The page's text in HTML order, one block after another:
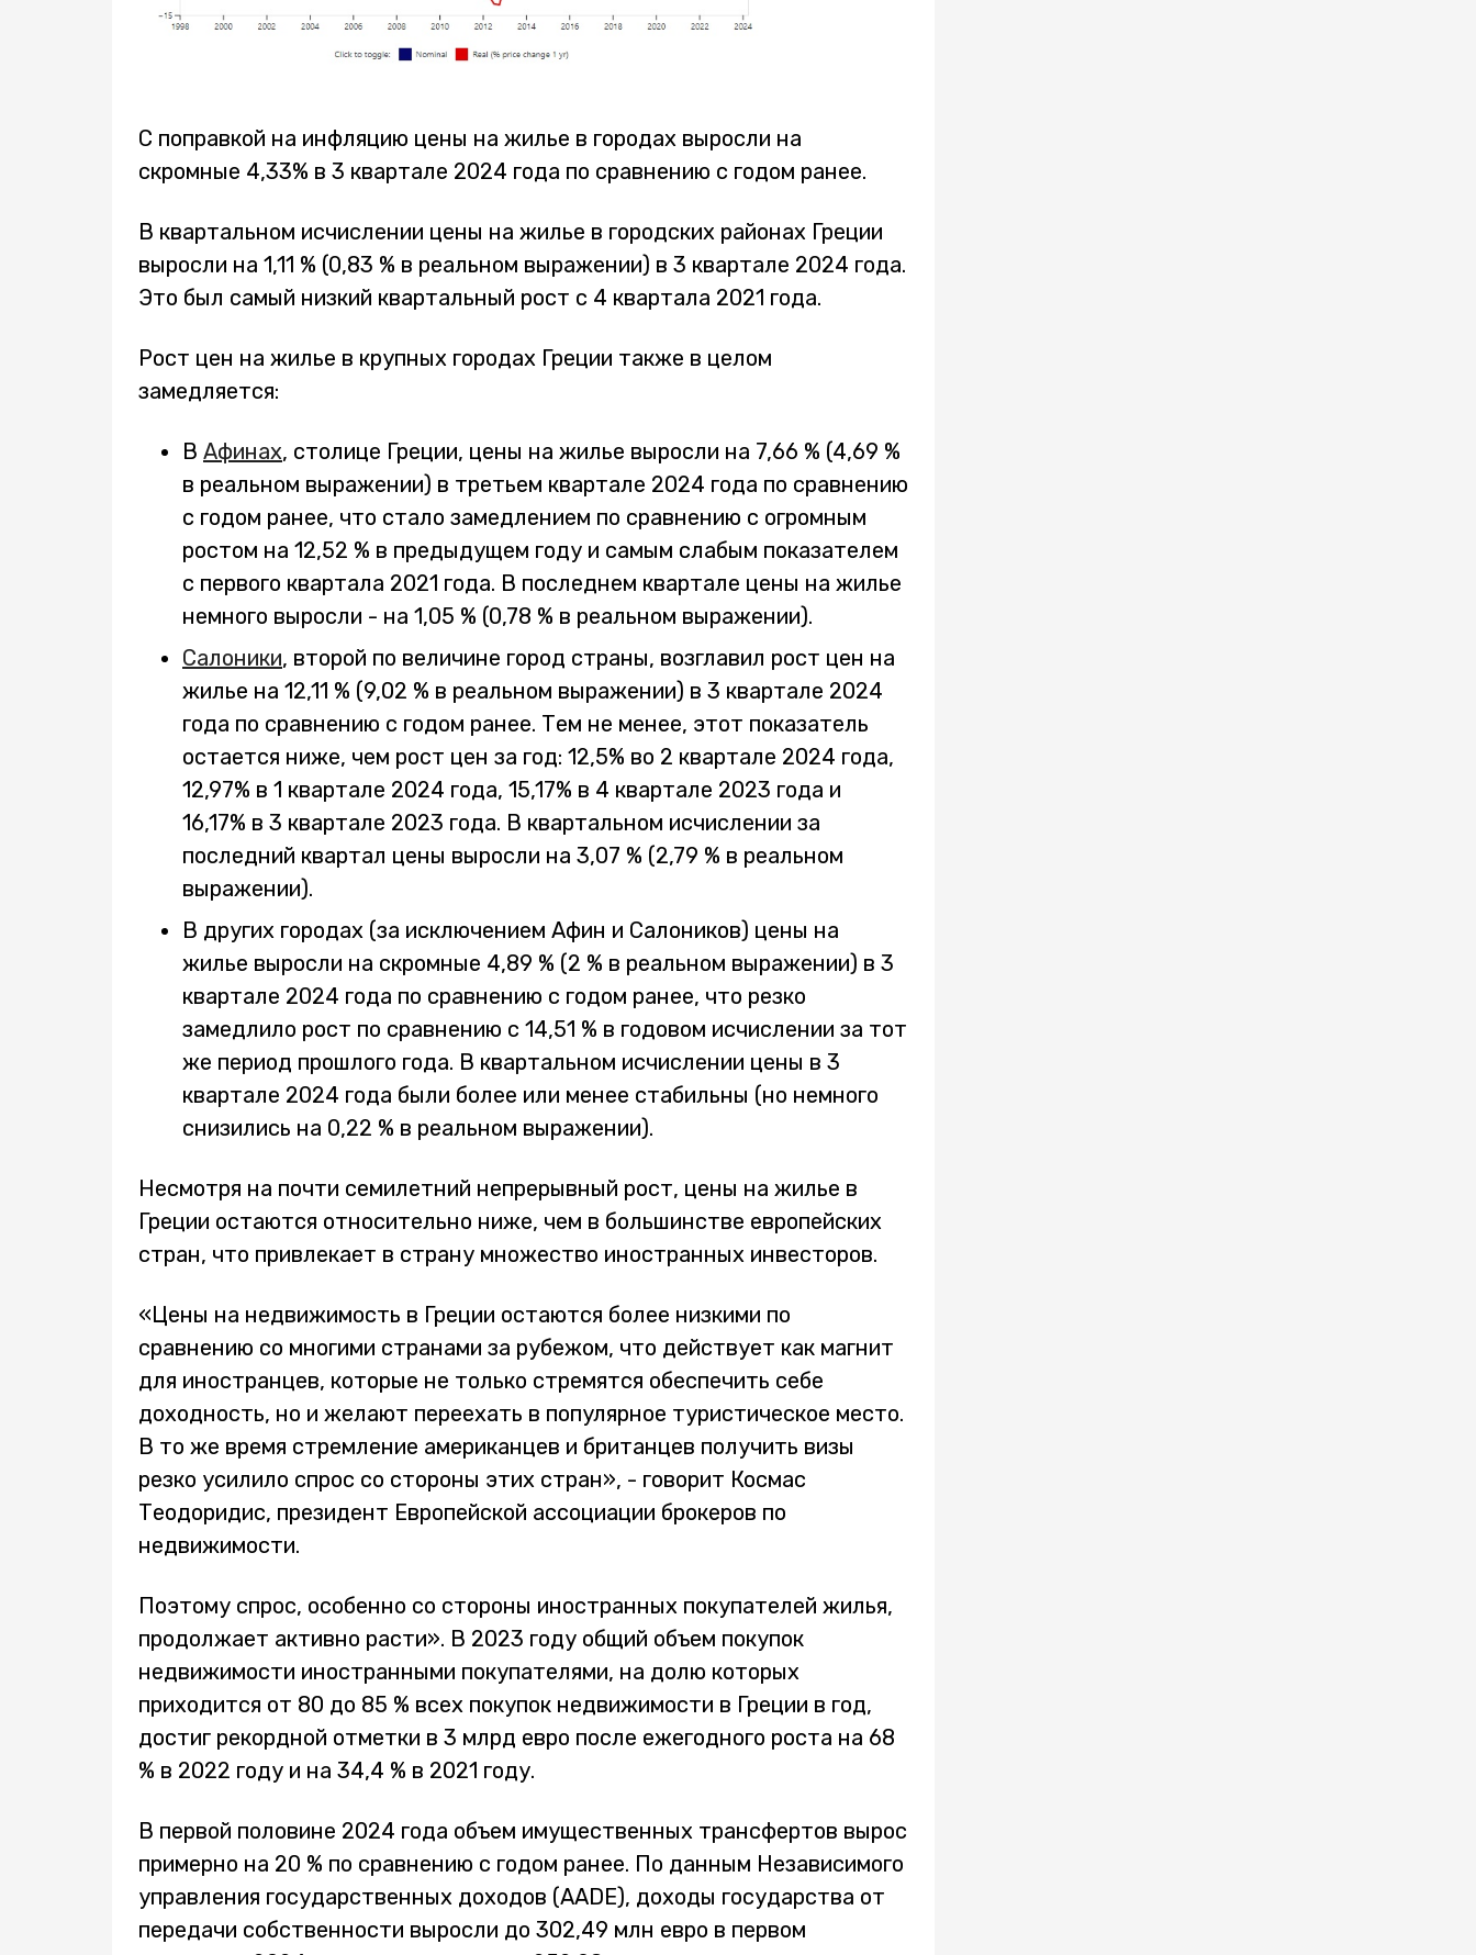
С поправкой на инфляцию цены на жилье в городах выросли на
скромные 4,33% в 3 квартале 2024 года по сравнению с годом ранее.
В квартальном исчислении цены на жилье в городских районах Греции
выросли на 1,11 % (0,83 % в реальном выражении) в 3 квартале 2024 года.
Это был самый низкий квартальный рост с 4 квартала 2021 года.
Рост цен на жилье в крупных городах Греции также в целом
замедляется:
В Афинах, столице Греции, цены на жилье выросли на 7,66 % (4,69 %
в реальном выражении) в третьем квартале 2024 года по сравнению
с годом ранее, что стало замедлением по сравнению с огромным
ростом на 12,52 % в предыдущем году и самым слабым показателем
с первого квартала 2021 года. В последнем квартале цены на жилье
немного выросли - на 1,05 % (0,78 % в реальном выражении).
Салоники, второй по величине город страны, возглавил рост цен на
жилье на 12,11 % (9,02 % в реальном выражении) в 3 квартале 2024
года по сравнению с годом ранее. Тем не менее, этот показатель
остается ниже, чем рост цен за год: 12,5% во 2 квартале 2024 года,
12,97% в 1 квартале 2024 года, 15,17% в 4 квартале 2023 года и
16,17% в 3 квартале 2023 года. В квартальном исчислении за
последний квартал цены выросли на 3,07 % (2,79 % в реальном
выражении).
В других городах (за исключением Афин и Салоников) цены на
жилье выросли на скромные 4,89 % (2 % в реальном выражении) в 3
квартале 2024 года по сравнению с годом ранее, что резко
замедлило рост по сравнению с 14,51 % в годовом исчислении за тот
же период прошлого года. В квартальном исчислении цены в 3
квартале 2024 года были более или менее стабильны (но немного
снизились на 0,22 % в реальном выражении).
Несмотря на почти семилетний непрерывный рост, цены на жилье в
Греции остаются относительно ниже, чем в большинстве европейских
стран, что привлекает в страну множество иностранных инвесторов.
«Цены на недвижимость в Греции остаются более низкими по
сравнению со многими странами за рубежом, что действует как магнит
для иностранцев, которые не только стремятся обеспечить себе
доходность, но и желают переехать в популярное туристическое место.
В то же время стремление американцев и британцев получить визы
резко усилило спрос со стороны этих стран», - говорит Космас
Теодоридис, президент Европейской ассоциации брокеров по
недвижимости.
Поэтому спрос, особенно со стороны иностранных покупателей жилья,
продолжает активно расти». В 2023 году общий объем покупок
недвижимости иностранными покупателями, на долю которых
приходится от 80 до 85 % всех покупок недвижимости в Греции в год,
достиг рекордной отметки в 3 млрд евро после ежегодного роста на 68
% в 2022 году и на 34,4 % в 2021 году.
В первой половине 2024 года объем имущественных трансфертов вырос
примерно на 20 % по сравнению с годом ранее. По данным Независимого
управления государственных доходов (AADE), доходы государства от
передачи собственности выросли до 302,49 млн евро в первом